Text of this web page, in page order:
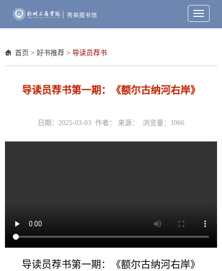
Toggle
首页 > 好书推荐 > 导读员荐书
导读员荐书第一期：《额尔古纳河右岸》
日期：2025-03-03 作者： 来源： 浏览量： 1066
导读员荐书第一期：《额尔古纳河右岸》